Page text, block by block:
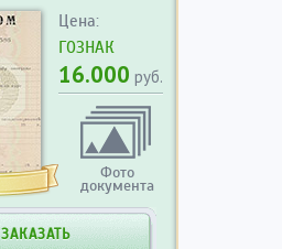
Цена:
ГОЗНАК
16.000 руб.
Фото
документа
ЗАКАЗАТЬ